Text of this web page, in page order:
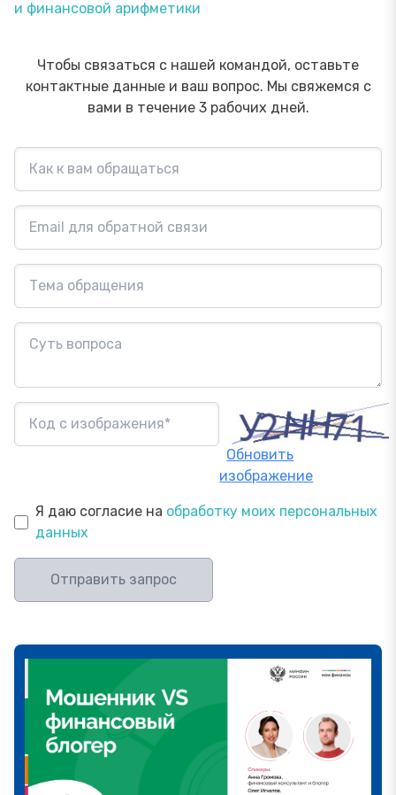
и финансовой арифметики
Чтобы связаться с нашей командой, оставьте
контактные данные и ваш вопрос. Мы свяжемся с
вами в течение 3 рабочих дней.
Обновить
изображение
Я даю согласие на обработку моих персональных
данных
Отправить запрос